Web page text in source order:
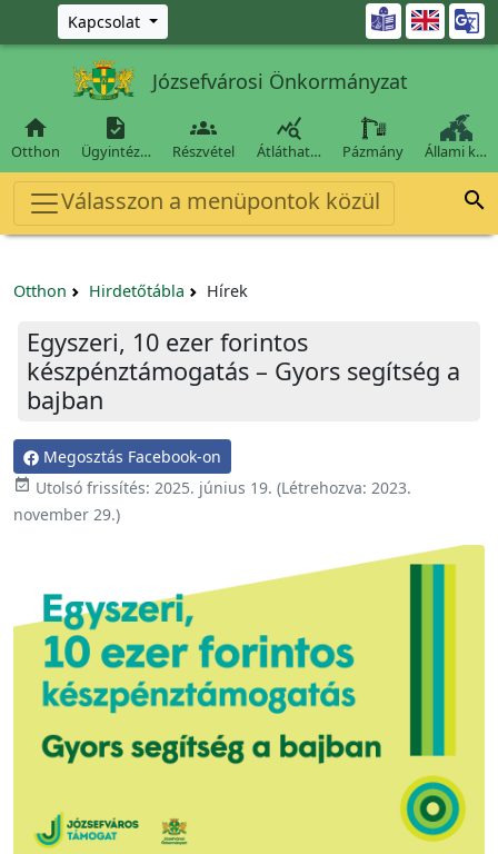
Ugrás a fő tartalomra
Kapcsolat 
Józsefvárosi Önkormányzat

Otthon

Ügyintéz…

Részvétel

Átláthat… Pázmány Állami k…
Válasszon a menüpontok közül 
Otthon Hirdetőtábla Hírek
Egyszeri, 10 ezer forintos
készpénztámogatás – Gyors segítség a
bajban
Megosztás Facebook-on
 Utolsó frissítés: 2025. június 19. (Létrehozva: 2023.
november 29.)